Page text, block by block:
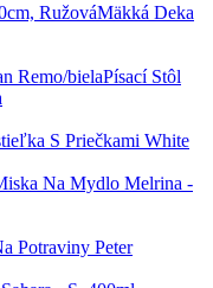
Mäkká Deka
Písací Stôl
S Priečkami White
Na Mydlo Melrina -
Potraviny Peter